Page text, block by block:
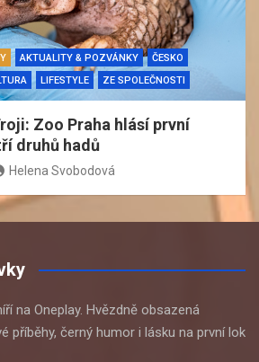
AKTUALITY & POZVÁNKY
ČESKO
LIFESTYLE ZE SPOLEČNOSTI
Zoo Praha hlásí první
druhů hadů
Helena Svobodová
na Oneplay. Hvězdně obsazená
příběhy, černý humor i lásku na první lok